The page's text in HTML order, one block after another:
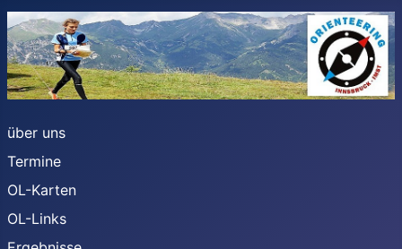
über uns
Termine
OL-Karten
OL-Links